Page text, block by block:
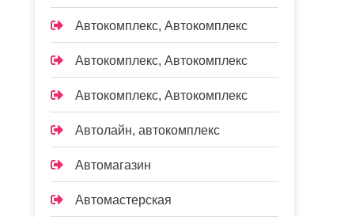
Автокомплекс, Автокомплекс
Автокомплекс, Автокомплекс
Автокомплекс, Автокомплекс
Автолайн, автокомплекс
Автомагазин
Автомастерская